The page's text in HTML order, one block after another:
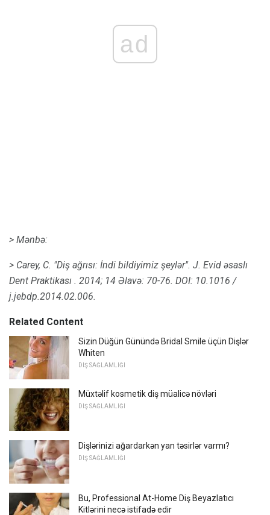
ad
> Mənbə:
> Carey, C. "Diş ağrısı: İndi bildiyimiz şeylər". J. Evid əsaslı
Dent Praktikası . 2014; 14 Əlavə: 70-76. DOI: 10.1016 /
j.jebdp.2014.02.006.
Related Content
Sizin Düğün Günündə Bridal Smile üçün Dişlər
Whiten
DIŞ SAĞLAMLIĞI
Müxtəlif kosmetik diş müalicə növləri
DIŞ SAĞLAMLIĞI
Dişlərinizi ağardarkən yan təsirlər varmı?
DIŞ SAĞLAMLIĞI
Bu, Professional At-Home Diş Beyazlatıcı
Kitlərini necə istifadə edir